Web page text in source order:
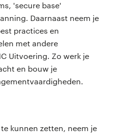
'secure base'
Daarnaast neem je
practices en
met andere
Uitvoering. Zo werk je
en bouw je
kunnen zetten, neem je